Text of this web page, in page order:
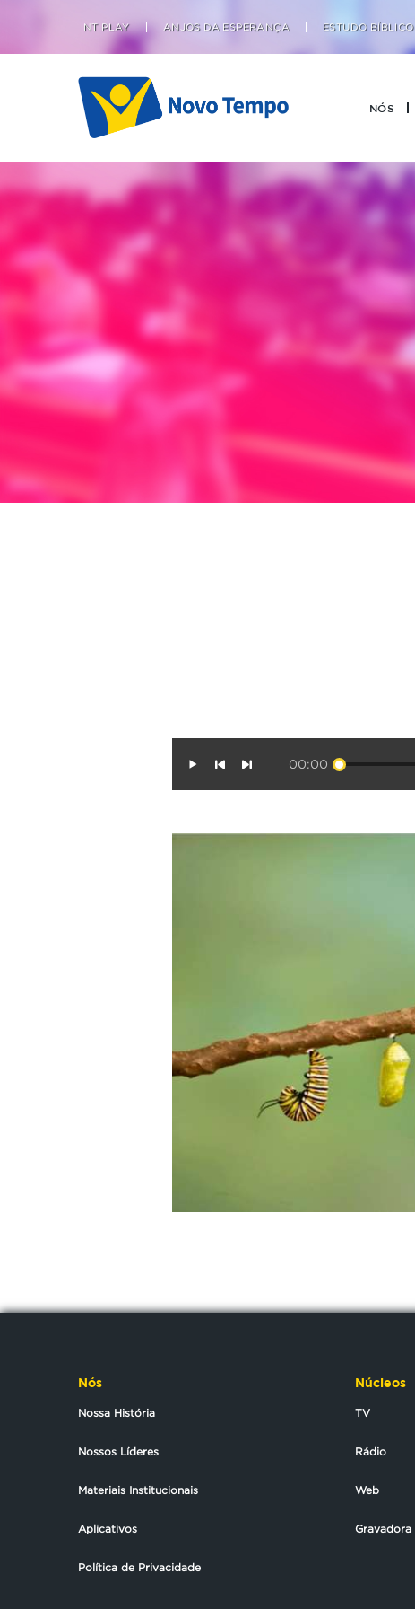
NÓS
NT PLAY ANJOS DA ESPERANÇA ESTUDO BÍBLICO
00:00
Nós
Nossa História
Nossos Líderes
Materiais Institucionais
Aplicativos
Política de Privacidade
Núcleos
TV
Rádio
Web
Gravadora